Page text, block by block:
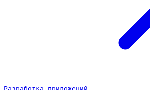
Разработка приложений